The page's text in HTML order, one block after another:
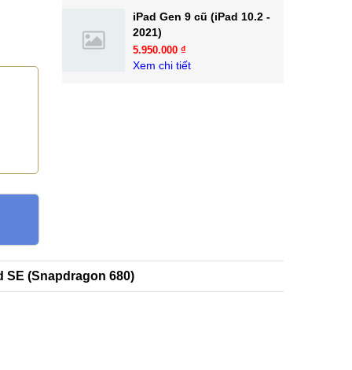
iPad Gen 9 cũ (iPad 10.2 -
2021)
5.950.000 ₫
Xem chi tiết
SE (Snapdragon 680)